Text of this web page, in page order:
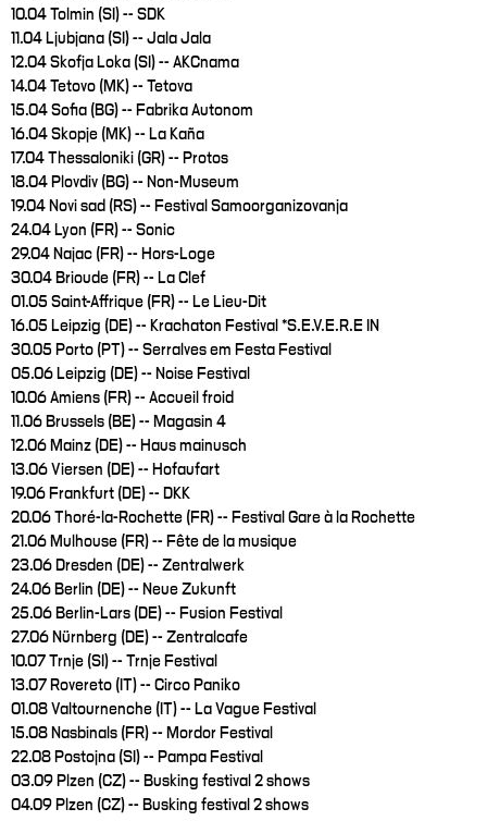
10.04 Tolmin (SI) -- SDK
11.04 Ljubjana (SI) -- Jala Jala
12.04 Skofja Loka (SI) -- AKCnama
14.04 Tetovo (MK) -- Tetova
15.04 Sofia (BG) -- Fabrika Autonom
16.04 Skopje (MK) -- La Kaña
17.04 Thessaloniki (GR) -- Protos
18.04 Plovdiv (BG) -- Non-Museum
19.04 Novi sad (RS) -- Festival Samoorganizovanja
24.04 Lyon (FR) -- Sonic
29.04 Najac (FR) -- Hors-Loge
30.04 Brioude (FR) -- La Clef
01.05 Saint-Affrique (FR) -- Le Lieu-Dit
16.05 Leipzig (DE) -- Krachaton Festival *S.E.V.E.R.E IN
30.05 Porto (PT) -- Serralves em Festa Festival
05.06 Leipzig (DE) -- Noise Festival
10.06 Amiens (FR) -- Accueil froid
11.06 Brussels (BE) -- Magasin 4
12.06 Mainz (DE) -- Haus mainusch
13.06 Viersen (DE) -- Hofaufart
19.06 Frankfurt (DE) -- DKK
20.06 Thoré-la-Rochette (FR) -- Festival Gare à la Rochette
21.06 Mulhouse (FR) -- Fête de la musique
23.06 Dresden (DE) -- Zentralwerk
24.06 Berlin (DE) -- Neue Zukunft
25.06 Berlin-Lars (DE) -- Fusion Festival
27.06 Nürnberg (DE) -- Zentralcafe
10.07 Trnje (SI) -- Trnje Festival
13.07 Rovereto (IT) -- Circo Paniko
01.08 Valtournenche (IT) -- La Vague Festival
15.08 Nasbinals (FR) -- Mordor Festival
22.08 Postojna (SI) -- Pampa Festival
03.09 Plzen (CZ) -- Busking festival 2 shows
04.09 Plzen (CZ) -- Busking festival 2 shows